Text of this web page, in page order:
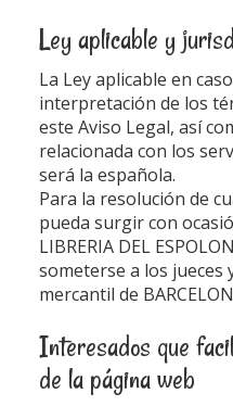
Ley aplicable y
La Ley aplicable en
interpretación de los
este Aviso Legal, así
relacionada con los
será la española.
Para la resolución de
pueda surgir con
LIBRERIA DEL ESPOLON
someterse a los jueces
mercantil de
Interesados que
de la página web